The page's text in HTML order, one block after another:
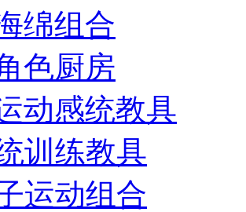
绵组合
色厨房
动感统教具
训练教具
运动组合